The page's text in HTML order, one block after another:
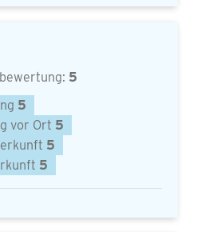
5
5
vor Ort 5
5
5